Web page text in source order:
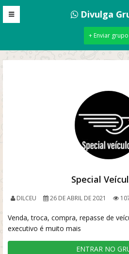
Divulga
+ Enviar grupo
Special
DILCEU 26 DE ABRIL DE 2021
Venda, troca, compra, repasse de
executivo é muito mais
ENTRAR NO